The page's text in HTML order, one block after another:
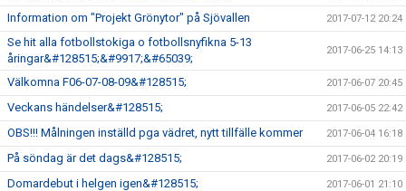
Information om "Projekt Grönytor" på Sjövallen 2017-07-12 20:24
Se hit alla fotbollstokiga o fotbollsnyfikna 5-13
åringar&#128515;&#9917;&#65039;
2017-06-25 14:13
Välkomna F06-07-08-09&#128515; 2017-06-07 20:45
Veckans händelser&#128515; 2017-06-05 22:42
OBS!!! Målningen inställd pga vädret, nytt tillfälle kommer 2017-06-04 16:18
På söndag är det dags&#128515; 2017-06-02 20:19
Domardebut i helgen igen&#128515; 2017-06-01 21:10